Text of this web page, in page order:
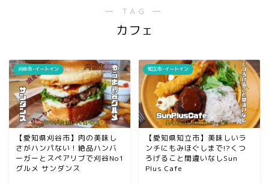
― TAG ―
カフェ
刈谷市-イートイン
【愛知県刈谷市】肉の美味し
さがハンパない！絶品ハンバ
ーガーとスペアリブで刈谷No1
グルメ サンダンス
知立市-イートイン
【愛知県知立市】美味しいラ
ンチにもみほぐしまで!?くつ
ろげること間違いなしSun
Plus Cafe